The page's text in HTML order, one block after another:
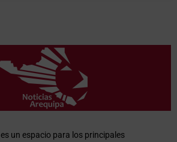
es un espacio para los principales